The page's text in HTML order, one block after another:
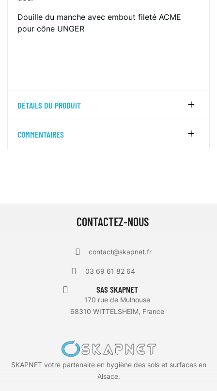
Douille du manche avec embout fileté ACME
pour cône UNGER
DÉTAILS DU PRODUIT
COMMENTAIRES
CONTACTEZ-NOUS
contact@skapnet.fr
03 69 61 82 64
SAS SKAPNET
170 rue de Mulhouse
68310 WITTELSHEIM, France
SKAPNET votre partenaire en hygiène des sols et surfaces en
Alsace.